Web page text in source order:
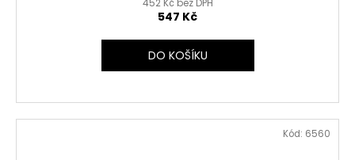
547 Kč
DO KOŠÍKU
Kód: 6560